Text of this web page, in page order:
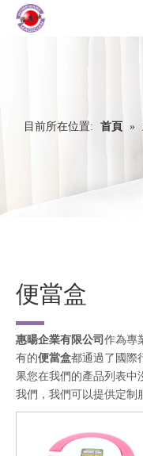
目前所在位置: 首頁 »
便當盒
惠暘企業有限公司 作為專
有的便當盒都通過了國際
果您在我們的產品列表中
我們，我們可以提供定制